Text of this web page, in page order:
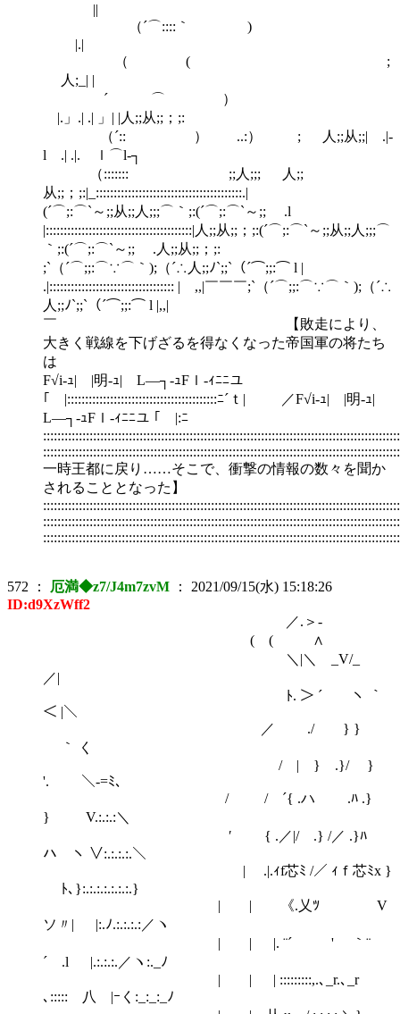
||
（´⌒::::｀ )
|.|
（ ( ;
人;_| |
´ ⌒ ）
|.」.| .| 」| |人;;从;;；;:
（´:: ） ..:） ; 人;;从;;| .|-
l .| .|. ｌ⌒l‐┐
（::::::: ;;人;;; 人;;
从;;；;:|_:::::::::::::::::::::::::::::::::::::::::.|
(´⌒;:⌒`～;;从;;人;;;⌒｀;:(´⌒;:⌒`～;; .l
|:::::::::::::::::::::::::::::::::::::::::|人;;从;;；;:(´⌒;:⌒`～;;从;;人;;;⌒
｀;:(´⌒;:⌒`～;; .人;;从;;；;:
;`（´⌒;;:⌒∵⌒｀);（´∴人;;ﾉ`;;`（´⌒;;:⌒ l |
.|::::::::::::::::::::::::::::::::::: | ,,|￣￣￣;`（´⌒;;:⌒∵⌒｀);（´∴
人;;ﾉ`;;`（´⌒;;:⌒ l |,,|
￣ 【敗走により、
大きく戦線を下げざるを得なくなった帝国軍の将たち
は
F√i-ｭ|￣|明-ｭ|￣L―┐-ｭFｌ-ｨﾆﾆユ
｢￣|::::::::::::::::::::::::::::::::::::::::::ﾆ´ｔ| ／F√i-ｭ|￣|明-ｭ|￣
L―┐-ｭFｌ-ｨﾆﾆユ ｢￣|:ﾆ
一時王都に戻り……そこで、衝撃の情報の数々を聞か
されることとなった】
572 ： 厄満◆z7/J4m7zvM ： 2021/09/15(水) 15:18:26
ID:d9XzWff2
／.＞‐
( ( ∧
＼|＼ _V/_
／|
ﾄ. ＞ ´ ヽ ｀
＜ |＼
／ ./ } }
｀ く
/ | } .}/ }
'. ＼-=ﾐ､
/ / ´{ .ハ .ﾊ .}
} V.:.:.:＼
′ { .／|/ .} /／ .}ﾊ
ハ ヽ ∨:.:.:.:.＼
| .|.ｨf芯ﾐ /／ ｨｆ芯ﾐx }
ﾄ､}:.:.:.:.:.:.:.}
| | 《.乂ﾂ V
ソ〃| |:.ﾉ.:.:.:.:／ヽ
| | |. ¨´ ' ｀¨
´ .l |.:.:.:.／ヽ:._ﾉ
| | | :::::::::,.､_r.､_r
､::::: 八 |ｰく:_:_:_ﾉ